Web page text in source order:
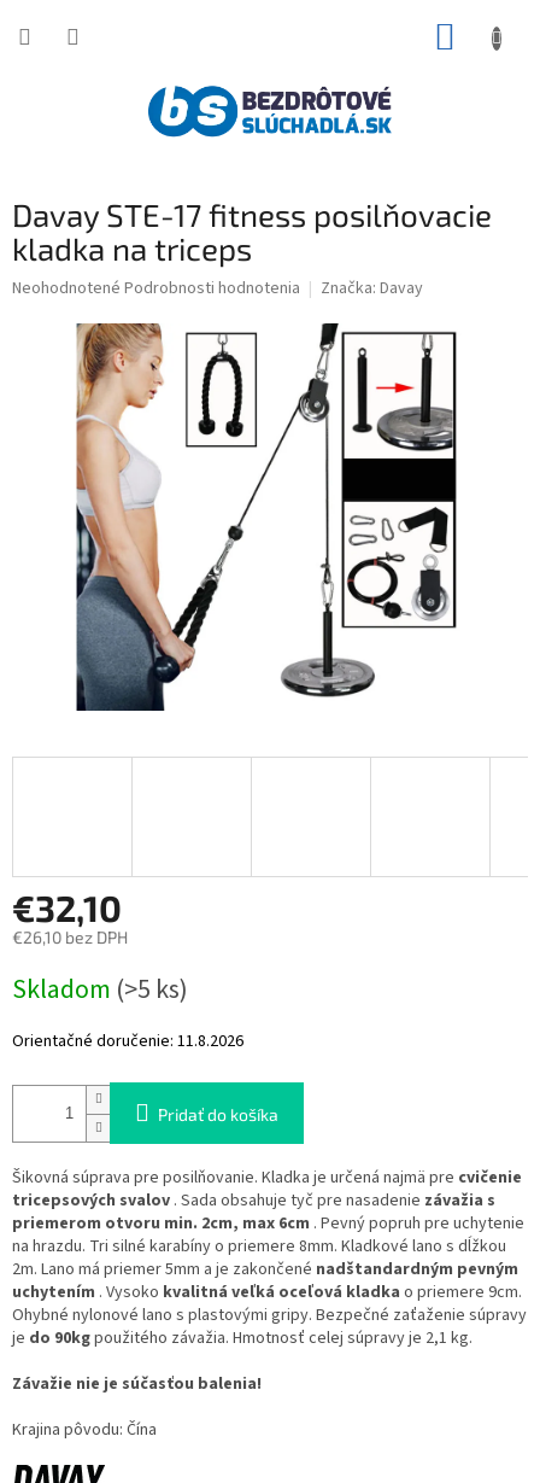
Davay STE-17 fitness posilňovacie
kladka na triceps
Priemerné
produktu
Neohodnotené Podrobnosti hodnotenia Značka: Davay
€32,10
€26,10 bez DPH
cena:
Skladom (>5 ks)
Orientačné doručenie: 11.8.2026
Pridať do košíka
Šikovná súprava pre posilňovanie. Kladka je určená najmä pre cvičenie
tricepsových svalov . Sada obsahuje tyč pre nasadenie závažia s
priemerom otvoru min. 2cm, max 6cm . Pevný popruh pre uchytenie
na hrazdu. Tri silné karabíny o priemere 8mm. Kladkové lano s dĺžkou
2m. Lano má priemer 5mm a je zakončené nadštandardným pevným
uchytením . Vysoko kvalitná veľká oceľová kladka o priemere 9cm.
Ohybné nylonové lano s plastovými gripy. Bezpečné zaťaženie súpravy
je do 90kgpoužitého závažia. Hmotnosť celej súpravy je 2,1 kg.
Závažie nie je súčasťou balenia!
Krajina pôvodu: Čína